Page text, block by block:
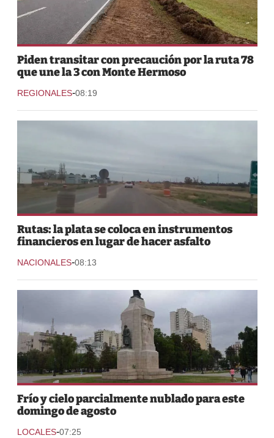
Piden transitar con precaución por la ruta 78
que une la 3 con Monte Hermoso
REGIONALES-08:19
Rutas: la plata se coloca en instrumentos
financieros en lugar de hacer asfalto
NACIONALES-08:13
Frío y cielo parcialmente nublado para este
domingo de agosto
LOCALES-07:25